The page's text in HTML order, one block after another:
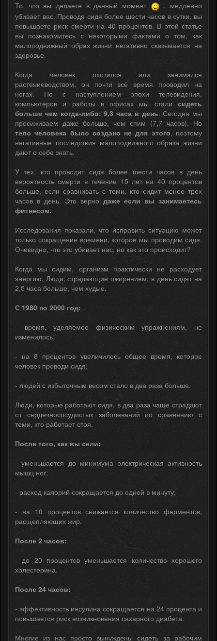
То, что вы делаете в данный момент
, медленно
убивает вас. Проводя сидя более шести часов в сутки, вы
повышаете риск смерти на 40 процентов. В этой статье
вы познакомитесь с некоторыми фактами о том, как
малоподвижный образ жизни негативно сказывается на
здоровье.
Когда человек охотился или занимался
растениеводством, он почти всё время проводил на
ногах. Но с наступлением эпохи телевидения,
компьютеров и работы в офисах мы стали сидеть
больше чем когда-либо: 9,3 часа в день. Сегодня мы
просиживаем даже больше, чем спим (7,7 часов). Но
тело человека было создано не для этого, поэтому
негативные последствия малоподвижного образа жизни
дают о себе знать.
У тех, кто проводит сидя более шести часов в день
вероятность смерти в течение 15 лет на 40 процентов
больше, если сравнивать с теми, кто сидит менее трех
часов в день. Это верно даже если вы занимаетесь
фитнесом.
Исследования показали, что исправить ситуацию может
только сокращение времени, которое мы проводим сидя.
Очевидно, что это убивает нас, но как это происходит?
Когда мы сидим, организм практически не расходует
энергию. Люди, страдающие ожирением, в день сидят на
2,5 часа больше, чем худые.
С 1980 по 2000 год:
- время, уделяемое физическим упражнениям, не
изменилось;
- на 8 процентов увеличилось общее время, которое
человек проводи сидя;
- людей с избыточным весом стало в два раза больше.
Люди, которые работают сидя, в два раза чаще страдают
от сердечнососудистых заболеваний по сравнению с
теми, кто работает стоя.
После того, как вы сели:
- уменьшается до минимума электрическая активность
мышц ног;
- расход калорий сокращается до одной в минуту;
- на 10 процентов снижается количество ферментов,
расщепляющих жир.
После 2 часов:
- до 20 процентов уменьшается количество хорошего
холестерина.
После 24 часов:
- эффективность инсулина сокращается на 24 процента и
повышается риск возникновения сахарного диабета.
Многие из нас просто вынуждены сидеть за рабочим